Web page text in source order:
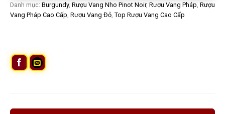
Danh mục: Burgundy, Rượu Vang Nho Pinot Noir, Rượu Vang Pháp Rượu
Vang Pháp Cao Cấp Rượu Vang Đỏ Top Rượu Vang Cao Cấp